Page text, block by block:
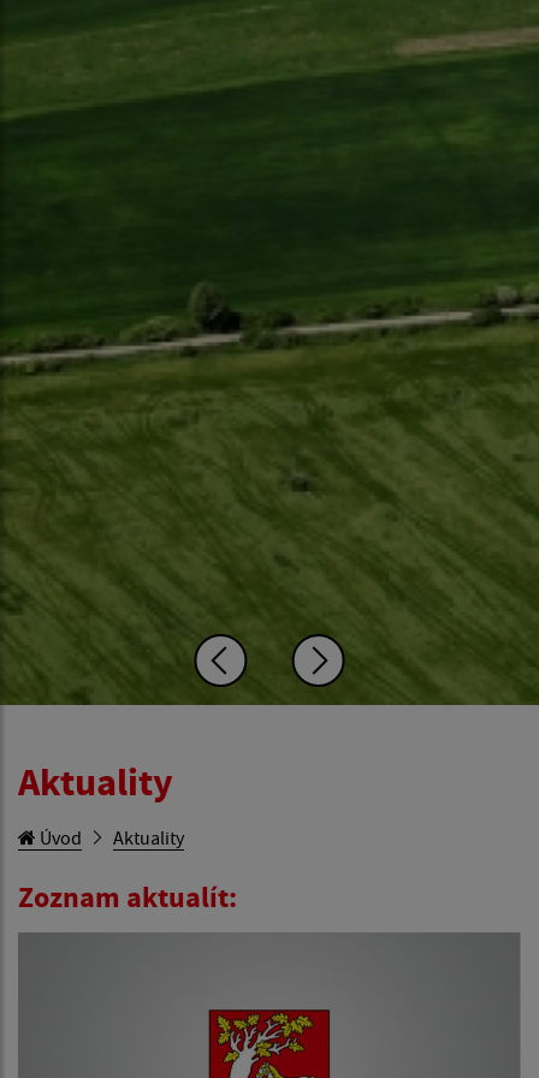
Aktuality
Úvod Aktuality
Zoznam aktualít: